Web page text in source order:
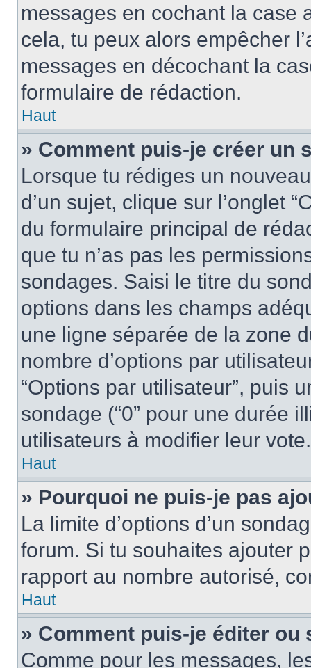
messages en cochant la case
cela, tu peux alors empêcher
messages en décochant la
formulaire de rédaction.
Haut
» Comment puis-je créer un
Lorsque tu rédiges un
d’un sujet, clique sur l’onglet
du formulaire principal de
que tu n’as pas les
sondages. Saisi le titre du
options dans les champs
une ligne séparée de la zone
nombre d’options par
“Options par utilisateur”, puis
sondage (“0” pour une durée
utilisateurs à modifier leur vote.
Haut
» Pourquoi ne puis-je pas
La limite d’options d’un
forum. Si tu souhaites ajouter
rapport au nombre autorisé,
Haut
» Comment puis-je éditer ou
Comme pour les messages,